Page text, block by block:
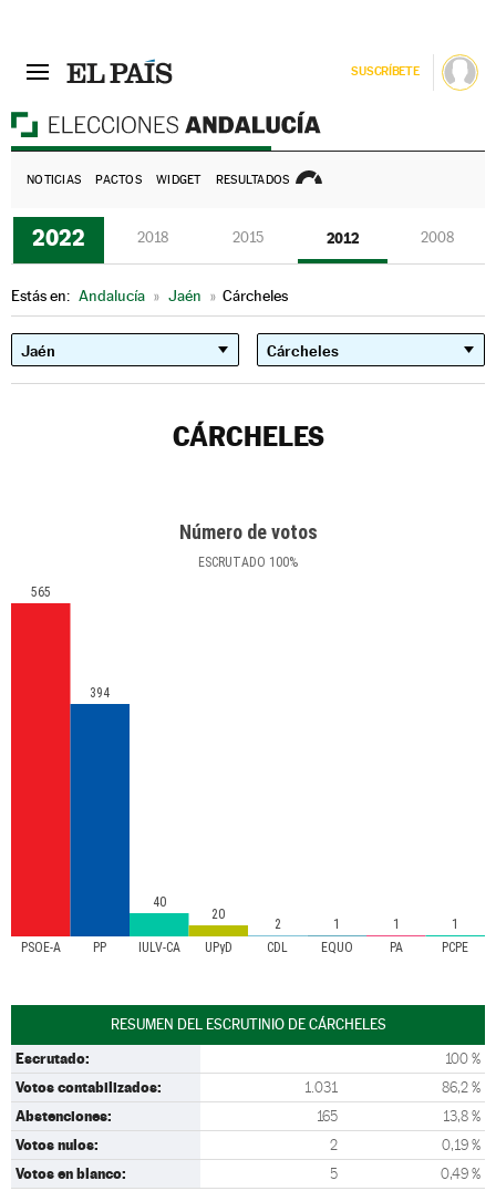
SUSCRÍBETE
NOTICIAS PACTOS WIDGET RESULTADOS
2022 2018 2015 2012 2008
Estás en: Andalucía » Jaén » Cárcheles
CÁRCHELES
Número de votos
ESCRUTADO 100%
PSOE-A PP IULV-CA UPyD CDL EQUO PA PCPE
565
394
40
20
2 1 1 1
RESUMEN DEL ESCRUTINIO DE CÁRCHELES
Escrutado: 100 %
Votos contabilizados: 1.031 86,2 %
Abstenciones: 165 13,8 %
Votos nulos: 2 0,19 %
Votos en blanco: 5 0,49 %